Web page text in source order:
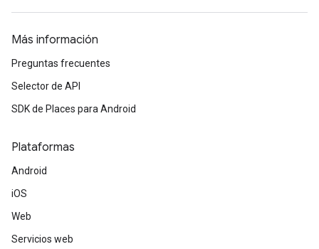
Más información
Preguntas frecuentes
Selector de API
SDK de Places para Android
Plataformas
Android
iOS
Web
Servicios web